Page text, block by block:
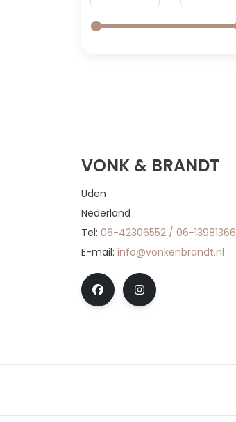
VONK & BRANDT
Uden
Nederland
Tel: 06-42306552 / 06-13981366
E-mail: info@vonkenbrandt.nl